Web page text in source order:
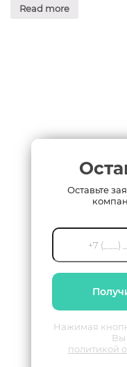
Read more
Оставьте
Нажимая
Вы
политикой